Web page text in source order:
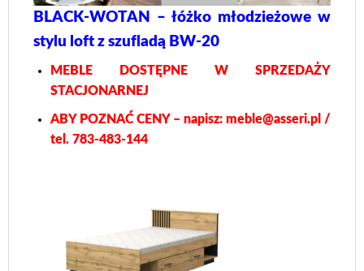
BLACK-WOTAN – łóżko młodzieżowe w
stylu loft z szufladą BW-20
MEBLE DOSTĘPNE W SPRZEDAŻY
STACJONARNEJ
ABY POZNAĆ CENY – napisz: meble@asseri.pl /
tel. 783-483-144